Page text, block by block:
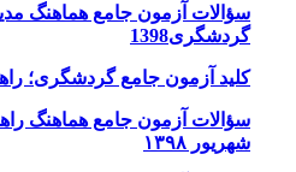
سؤالات آزمون جامع هماهنگ
گردشگری1398
کلید آزمون جامع گردشگری؛
شهریور ۱۳۹۸